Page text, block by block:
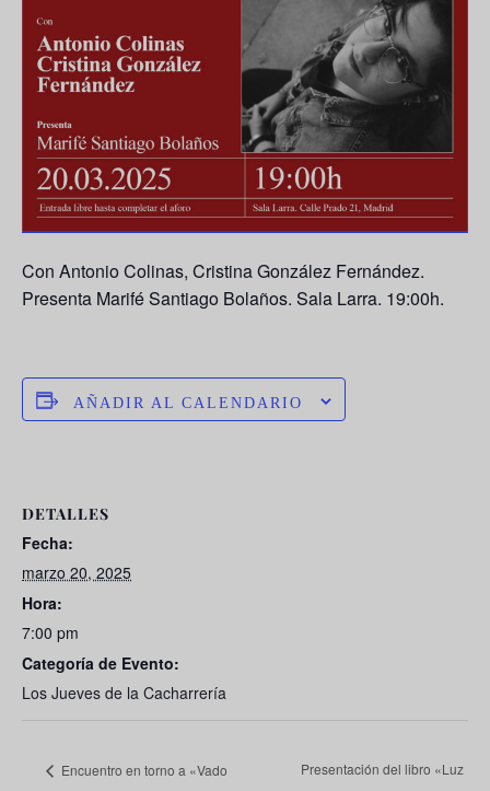
Con Antonio Colinas, Cristina González Fernández.
Presenta Marifé Santiago Bolaños. Sala Larra. 19:00h.
AÑADIR AL CALENDARIO
DETALLES
Fecha:
marzo 20, 2025
Hora:
7:00 pm
Categoría de Evento:
Los Jueves de la Cacharrería
Encuentro en torno a «Vado
Presentación del libro «Luz